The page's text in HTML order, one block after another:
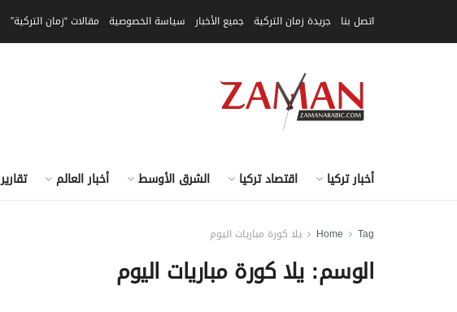
اتصل بنا جريدة زمان التركية جميع الأخبار سياسة الخصوصية مقالات “زمان التركية”
أخبار تركيا اقتصاد تركيا الشرق الأوسط أخبار العالم تقارير
Home Tag يلا كورة مباريات اليوم
الوسم: يلا كورة مباريات اليوم